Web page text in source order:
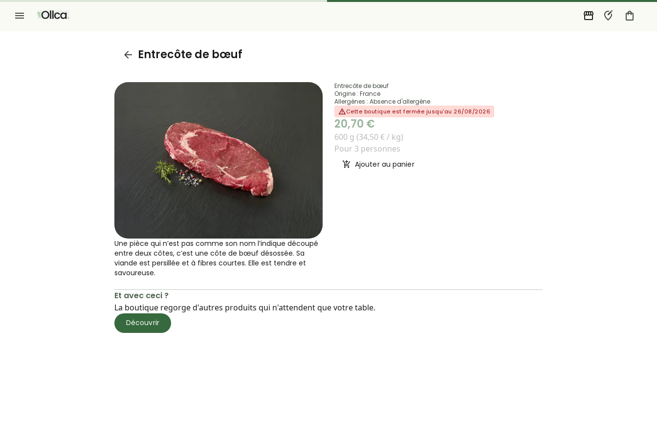
Entrecôte de bœuf
Une pièce qui n’est pas comme son nom l’indique découpé
entre deux côtes, c’est une côte de bœuf désossée. Sa
viande est persillée et à fibres courtes. Elle est tendre et
savoureuse.
Entrecôte de bœuf
Origine : France
Allergènes : Absence d'allergène
Cette boutique est fermée jusqu'au 26/08/2026
20,70 €
600 g (34,50 € / kg)
Pour 3 personnes
Ajouter au panier
Et avec ceci ?
La boutique regorge d'autres produits qui n'attendent que votre table.
Découvrir